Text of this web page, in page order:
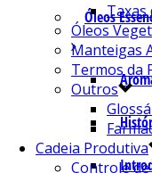
ÓleosTaxas
Óleos
Manteigas
Termos da
Outros
Cadeia Produtiva
Controle